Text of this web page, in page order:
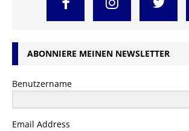
ABONNIERE MEINEN NEWSLETTER
Benutzername
Email Address